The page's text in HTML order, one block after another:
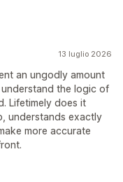
13 luglio 2026
an ungodly amount
the logic of
Lifetimely does it
understands exactly
more accurate